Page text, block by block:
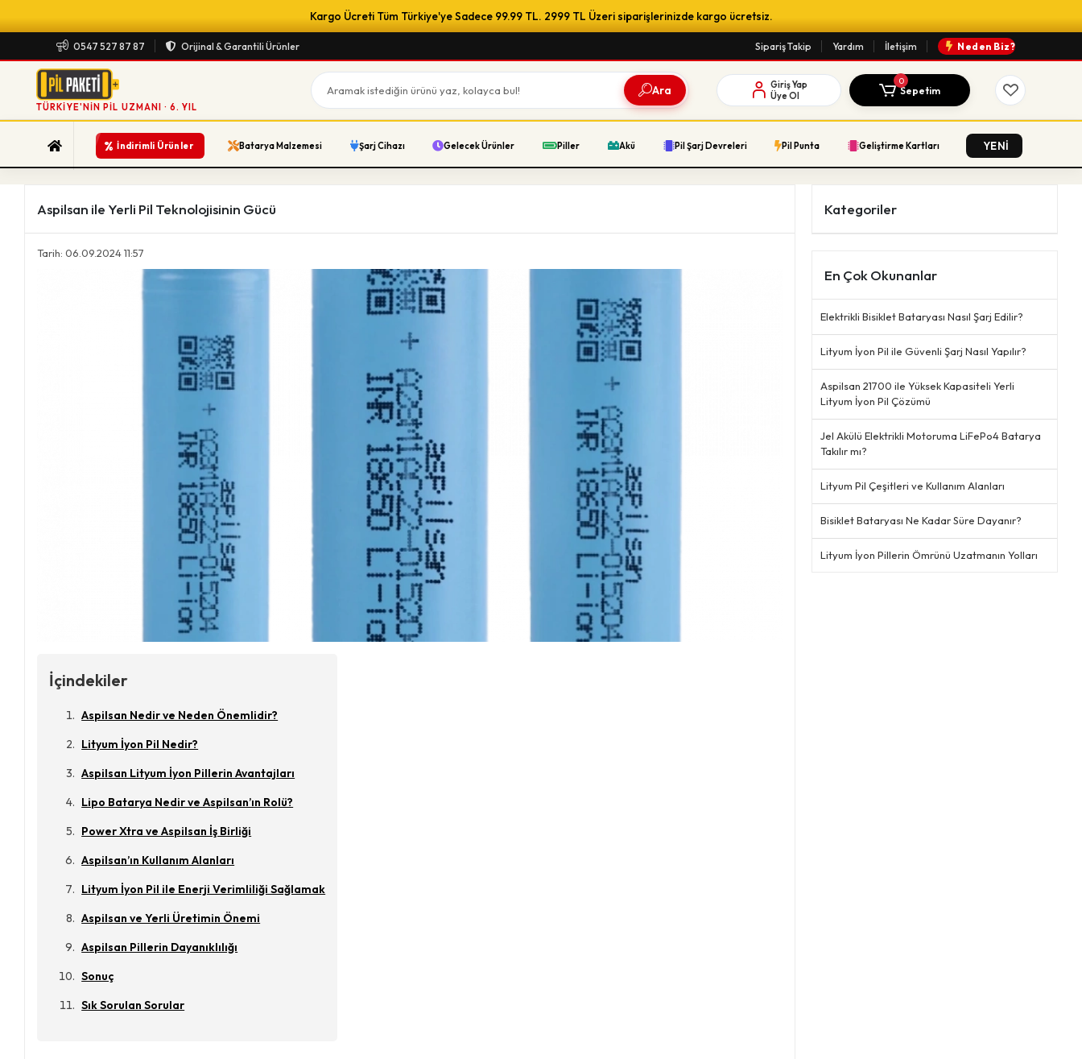
Kargo Ücreti Tüm Türkiye'ye Sadece 99.99 TL. 2999 TL Üzeri siparişlerinizde kargo ücretsiz.
0547 527 87 87 Orijinal & Garantili Ürünler Sipariş Takip Yardım İletişim Neden Biz?
TÜRKIYE'NIN PIL UZMANI · 6. YIL
Ara
Giriş Yap
Üye Ol
0
Sepetim
% İndirimli Ürünler Batarya Malzemesi Şarj Cihazı Gelecek Ürünler Piller Akü Pil Şarj Devreleri Pil Punta Geliştirme Kartları YENİ
Aspilsan ile Yerli Pil Teknolojisinin Gücü
Tarih: 06.09.2024 11:57
İçindekiler
Aspilsan Nedir ve Neden Önemlidir?
Lityum İyon Pil Nedir?
Aspilsan Lityum İyon Pillerin Avantajları
Lipo Batarya Nedir ve Aspilsan’ın Rolü?
Power Xtra ve Aspilsan İş Birliği
Aspilsan’ın Kullanım Alanları
Lityum İyon Pil ile Enerji Verimliliği Sağlamak
Aspilsan ve Yerli Üretimin Önemi
Aspilsan Pillerin Dayanıklılığı
Sonuç
Sık Sorulan Sorular
Kategoriler
En Çok Okunanlar
Elektrikli Bisiklet Bataryası Nasıl Şarj Edilir?
Lityum İyon Pil ile Güvenli Şarj Nasıl Yapılır?
Aspilsan 21700 ile Yüksek Kapasiteli Yerli
Lityum İyon Pil Çözümü
Jel Akülü Elektrikli Motoruma LiFePo4 Batarya
Takılır mı?
Lityum Pil Çeşitleri ve Kullanım Alanları
Bisiklet Bataryası Ne Kadar Süre Dayanır?
Lityum İyon Pillerin Ömrünü Uzatmanın Yolları